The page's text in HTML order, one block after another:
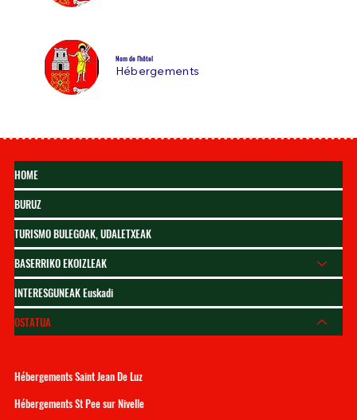
Nom de l'hôtel
Hébergements
HOME
BURUZ
TURISMO BULEGOAK, UDALETXEAK
BASERRIKO EKOIZLEAK
INTERESGUNEAK Euskadi
OSTATUA
Hébergements Saint Jean De Luz
Hébergements St Pee sur Nivelle